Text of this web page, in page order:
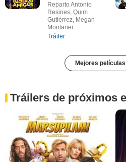
Reparto Antonio
Resines, Quim
Gutiérrez, Megan
Montaner
Tráiler
Mejores
Tráilers de próximos